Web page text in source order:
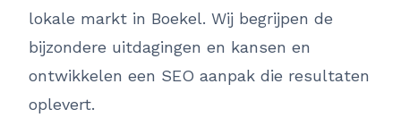
lokale markt in Boekel. Wij begrijpen de
bijzondere uitdagingen en kansen en
ontwikkelen een SEO aanpak die resultaten
oplevert.